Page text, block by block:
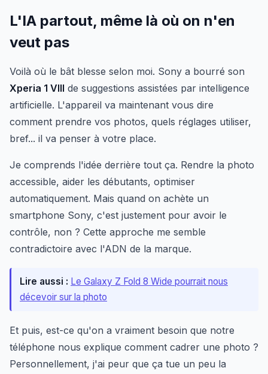
L'IA partout, même là où on n'en
veut pas
Voilà où le bât blesse selon moi. Sony a bourré son
Xperia 1 VIII de suggestions assistées par intelligence
artificielle. L'appareil va maintenant vous dire
comment prendre vos photos, quels réglages utiliser,
bref... il va penser à votre place.
Je comprends l'idée derrière tout ça. Rendre la photo
accessible, aider les débutants, optimiser
automatiquement. Mais quand on achète un
smartphone Sony, c'est justement pour avoir le
contrôle, non ? Cette approche me semble
contradictoire avec l'ADN de la marque.
Lire aussi : Le Galaxy Z Fold 8 Wide pourrait nous
décevoir sur la photo
Et puis, est-ce qu'on a vraiment besoin que notre
téléphone nous explique comment cadrer une photo ?
Personnellement, j'ai peur que ça tue un peu la